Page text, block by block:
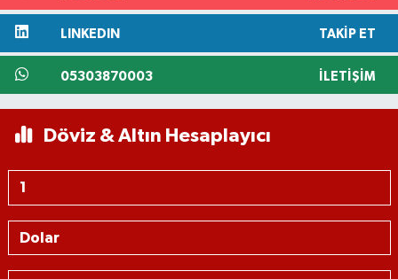
LINKEDIN TAKIP ET
05303870003 İLETIŞIM
Döviz & Altın Hesaplayıcı